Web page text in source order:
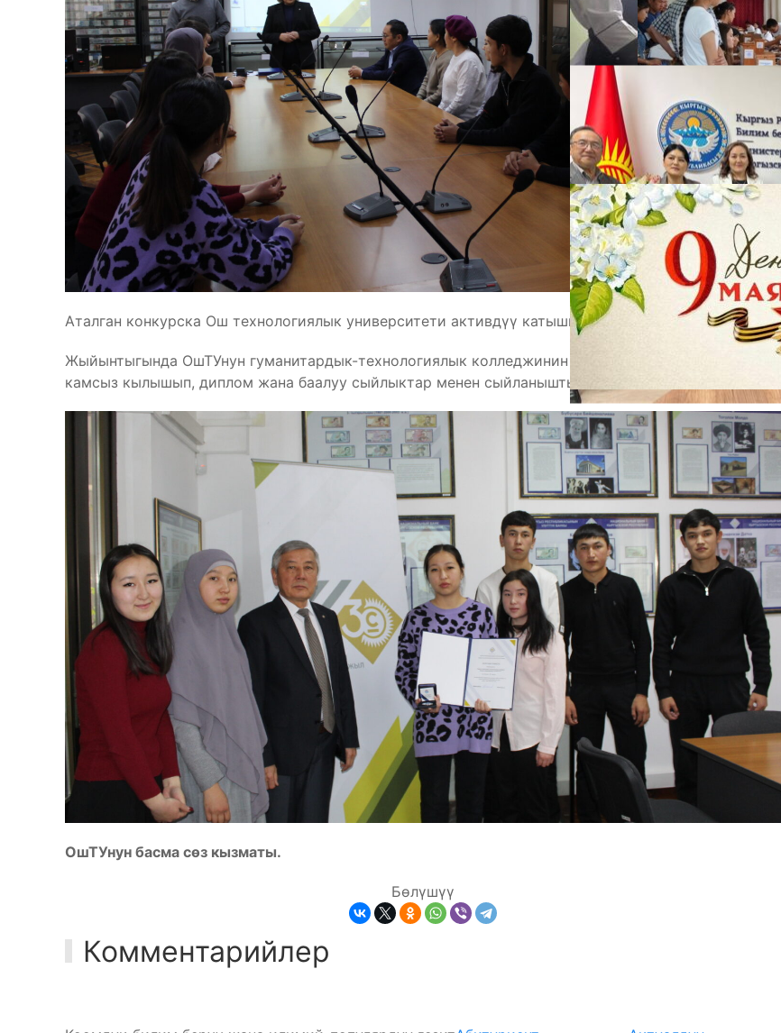
Аталган конкурска Ош технологиялык университети активдүү катышып, ийгиликке жетти.
Жыйынтыгында ОшТУнун гуманитардык-технологиялык колледжинин студенттери 2-орунду
камсыз кылышып, диплом жана баалуу сыйлыктар менен сыйланышты.
ОшТУнун басма сөз кызматы.
Бөлүшүү
Комментарийлер